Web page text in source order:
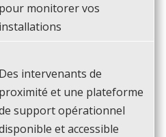
pour monitorer vos
installations
Des intervenants de
proximité et une plateforme
support opérationnel
et accessible